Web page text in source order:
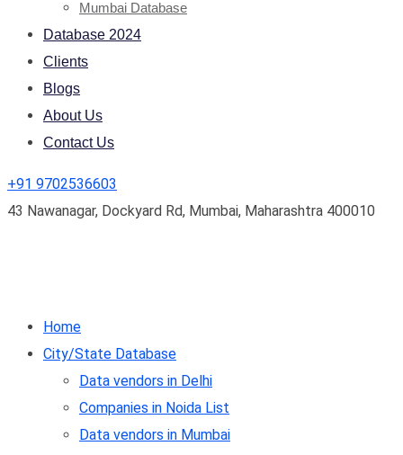
Mumbai Database
Database 2024
Clients
Blogs
About Us
Contact Us
+91 9702536603
43 Nawanagar, Dockyard Rd, Mumbai, Maharashtra 400010
Home
City/State Database
Data vendors in Delhi
Companies in Noida List
Data vendors in Mumbai